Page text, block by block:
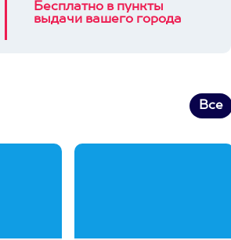
Бесплатно в пункты
выдачи вашего города
Все